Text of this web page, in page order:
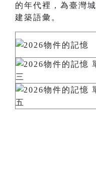
的年代裡，為臺灣
建築語彙。